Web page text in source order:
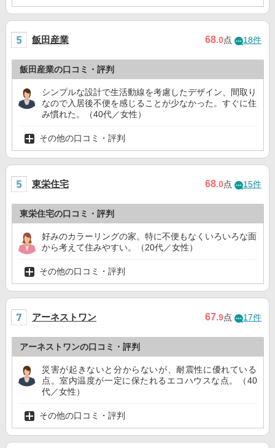
飯田産業 68.0点 18件
飯田産業の口コミ・評判
シンプルな設計で生活動線を考慮したデザイン、間取り
なので入居後不便を感じることが少なかった。すぐに住
み慣れた。（40代／女性）
その他の口コミ・評判
東栄住宅 68.0点 15件
東栄住宅の口コミ・評判
好みのカラーリングの家。特に不便もなくいろいろな面
から考えて住みやすい。（20代／女性）
その他の口コミ・評判
アーネストワン 67.9点 17件
アーネストワンの口コミ・評判
災害が起きないと分からないが、耐震性に優れている
点。室内温度が一定に保たれるエコハウスな点。（40
代／女性）
その他の口コミ・評判